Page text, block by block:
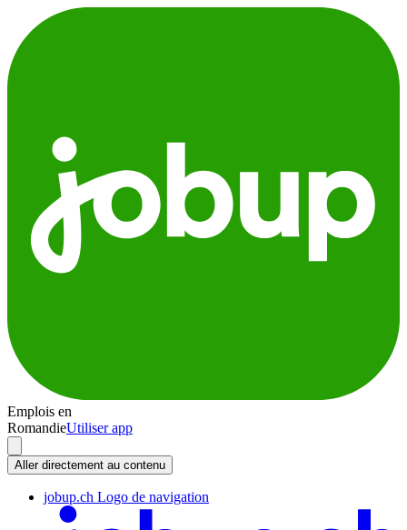
Emplois en
RomandieUtiliser app
Aller directement au contenu
jobup.ch Logo de navigation